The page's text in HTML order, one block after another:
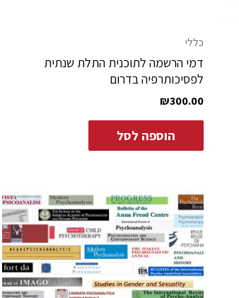
כללי
דמי הרשמה לתוכנית התלת שנתית
לפסיכותרפיה בדרום
₪300.00
הוספה לסל